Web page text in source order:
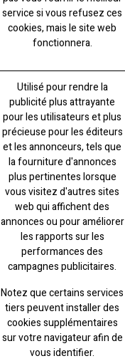
service si vous refusez ces
cookies, mais le site web
fonctionnera.
Utilisé pour rendre la
publicité plus attrayante
pour les utilisateurs et plus
précieuse pour les éditeurs
et les annonceurs, tels que
la fourniture d'annonces
plus pertinentes lorsque
vous visitez d'autres sites
web qui affichent des
annonces ou pour améliorer
les rapports sur les
performances des
campagnes publicitaires.
Notez que certains services
tiers peuvent installer des
cookies supplémentaires
sur votre navigateur afin de
vous identifier.